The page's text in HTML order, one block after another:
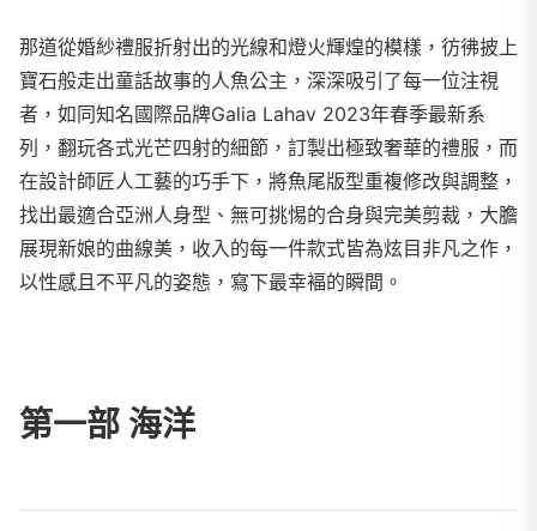
那道從婚紗禮服折射出的光線和燈火輝煌的模樣，彷彿披上
寶石般走出童話故事的人魚公主，深深吸引了每一位注視
者，如同知名國際品牌Galia Lahav 2023年春季最新系
列，翻玩各式光芒四射的細節，訂製出極致奢華的禮服，而
在設計師匠人工藝的巧手下，將魚尾版型重複修改與調整，
找出最適合亞洲人身型、無可挑惕的合身與完美剪裁，大膽
展現新娘的曲線美，收入的每一件款式皆為炫目非凡之作，
以性感且不平凡的姿態，寫下最幸褔的瞬間。
第一部 海洋